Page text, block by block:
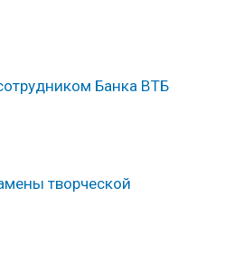
Банка ВТБ
творческой